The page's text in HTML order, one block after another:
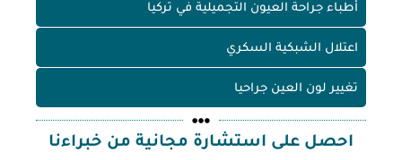
أطباء جراحة العيون التجميلية في تركيا
اعتلال الشبكية السكري
تغيير لون العين جراحيا
احصل على استشارة مجانية من خبراءنا